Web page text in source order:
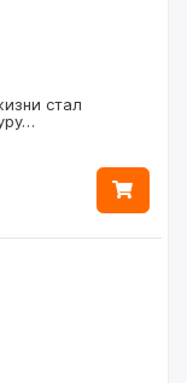
стал